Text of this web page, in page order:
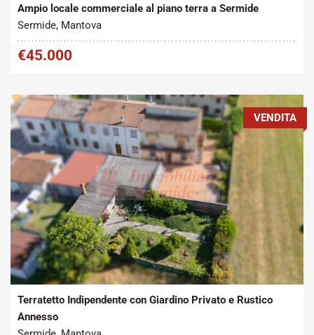
Ampio locale commerciale al piano terra a Sermide
Sermide, Mantova
€45.000
Tipo contratto:
Vendita
Metratura Commerciale:
140 m2
VENDITA
Terratetto Indipendente con Giardino Privato e Rustico
Annesso